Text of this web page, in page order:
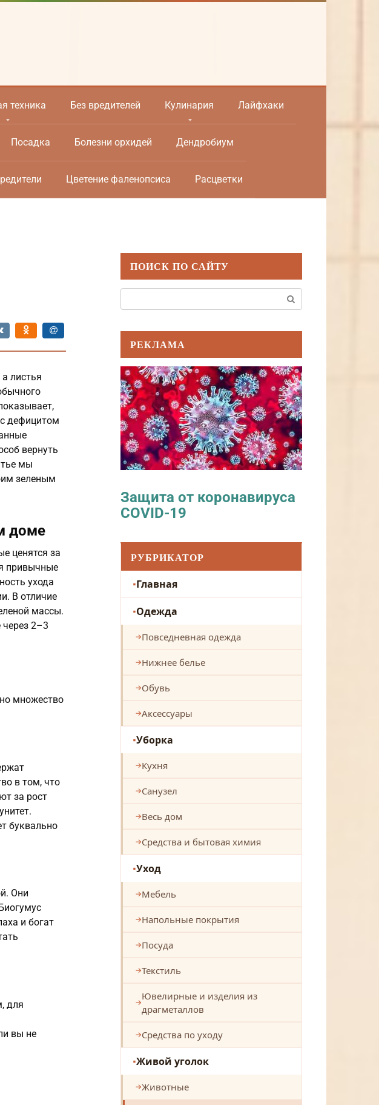
техника Без вредителей Кулинария Лайфхаки
Посадка Болезни орхидей Дендробиум
Цветение фаленопсиса Расцветки
листья
дефицитом
вернуть
мы
зеленым
доме
ценятся за
привычные
ухода
В отличие
массы.
2–3
множество
в том, что
за рост
буквально
Они
и богат
для
вы не
ПОИСК ПО САЙТУ
РЕКЛАМА
Защита от коронавируса
COVID-19
РУБРИКАТОР
Главная
Одежда
Повседневная одежда
Нижнее белье
Обувь
Аксессуары
Уборка
Кухня
Санузел
Весь дом
Средства и бытовая химия
Уход
Мебель
Напольные покрытия
Посуда
Текстиль
Ювелирные и изделия из
драгметаллов
Средства по уходу
Живой уголок
Животные